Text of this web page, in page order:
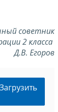
советник
2 класса
Д.В. Егоров
Загрузить